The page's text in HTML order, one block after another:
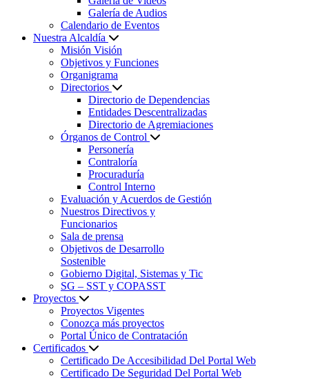
Galería de Audios
Calendario de Eventos
Nuestra Alcaldía
Misión Visión
Objetivos y Funciones
Organigrama
Directorios
Directorio de Dependencias
Entidades Descentralizadas
Directorio de Agremiaciones
Órganos de Control
Personería
Contraloría
Procuraduría
Control Interno
Evaluación y Acuerdos de Gestión
Nuestros Directivos y
Funcionarios
Sala de prensa
Objetivos de Desarrollo
Sostenible
Gobierno Digital, Sistemas y Tic
SG – SST y COPASST
Proyectos
Proyectos Vigentes
Conozca más proyectos
Portal Único de Contratación
Certificados
Certificado De Accesibilidad Del Portal Web
Certificado De Seguridad Del Portal Web